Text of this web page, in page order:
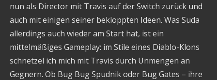
nun als Director mit Travis auf der Switch zurück und
auch mit einigen seiner bekloppten Ideen. Was Suda
allerdings auch wieder am Start hat, ist ein
mittelmäßiges Gameplay: im Stile eines Diablo-Klons
schnetzel ich mich mit Travis durch Unmengen an
Gegnern. Ob Bug Bug Spudnik oder Bug Gates – ihre